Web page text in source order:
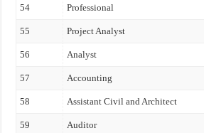
54 Professional
55 Project Analyst
56 Analyst
57 Accounting
58 Assistant Civil and Architect
59 Auditor